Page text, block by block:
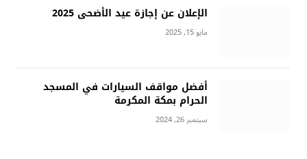
الإعلان عن إجازة عيد الأضحى 2025
مايو 15, 2025
أفضل مواقف السيارات في المسجد
الحرام بمكة المكرمة
سبتمبر 26, 2024